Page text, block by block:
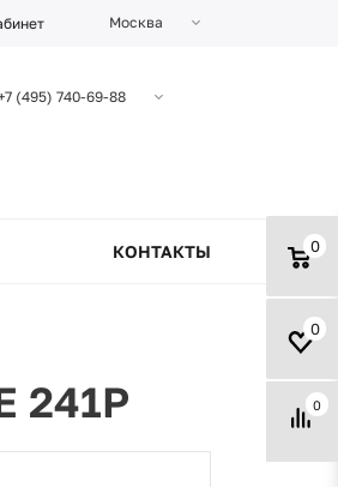
Москва
(495) 740-69-88
0
0
0
КОНТАКТЫ
241P